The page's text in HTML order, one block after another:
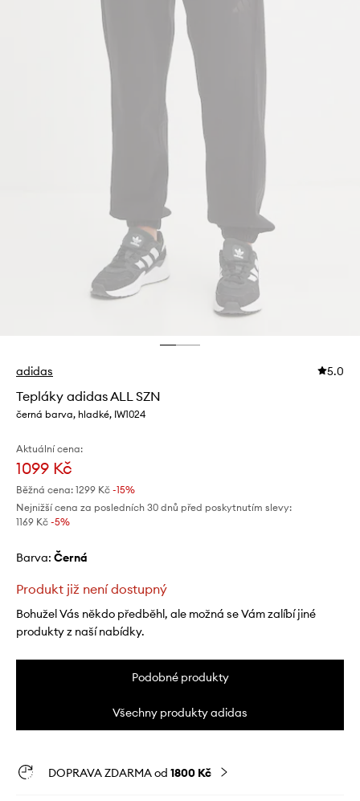
adidas 5.0
Tepláky adidas ALL SZN
černá barva, hladké, IW1024
Aktuální cena:
1099 Kč
Běžná cena: 1299 Kč -15%
Nejnižší cena za posledních 30 dnů před poskytnutím slevy:
1169 Kč -5%
Barva: černá
Produkt již není dostupný
Bohužel Vás někdo předběhl, ale možná se Vám zalíbí jiné
produkty z naší nabídky.
Podobné produkty
Všechny produkty adidas
DOPRAVA ZDARMA od 1800 Kč